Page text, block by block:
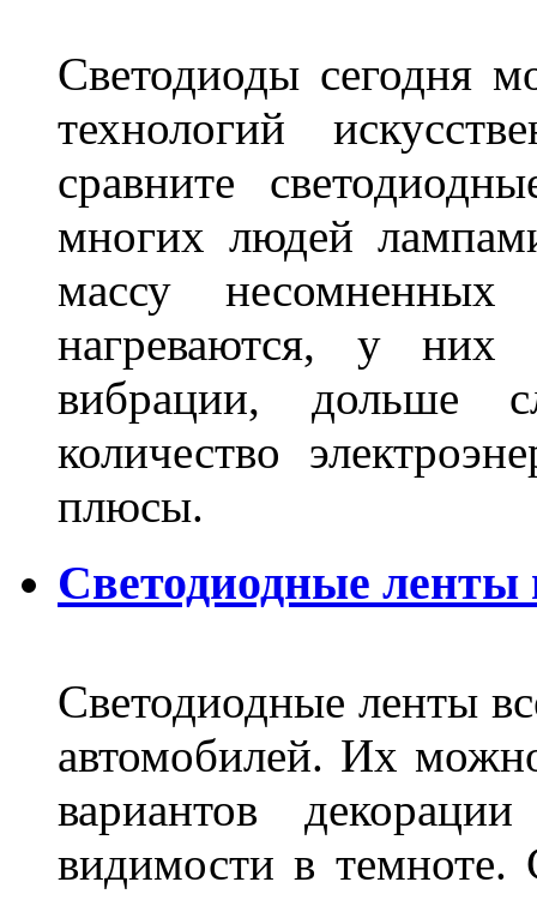
Светодиоды сегодня
технологий
сравните
многих людей
массу
нагреваются, у них
вибрации, дольше
количество
плюсы.
Светодиодные
Светодиодные ленты
автомобилей. Их
вариантов
видимости в темноте.